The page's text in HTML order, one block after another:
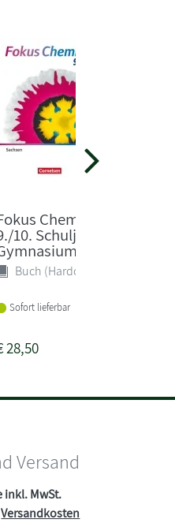
Chemie
10. Schuljahr -
S...
Buch (Hardcover)
Sofort lieferbar
28,50
Versand
inkl. MwSt.
Versandkosten